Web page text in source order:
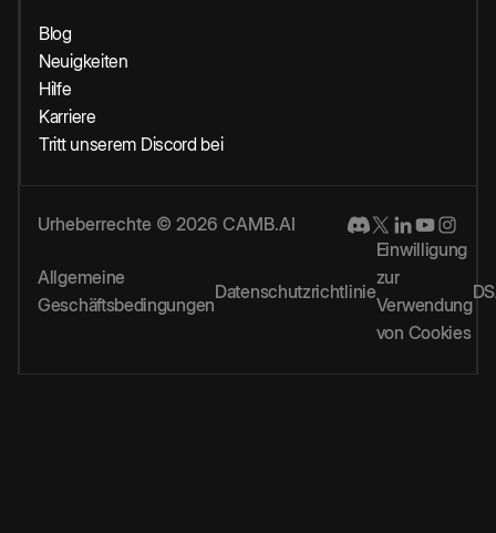
Blog
Neuigkeiten
Hilfe
Karriere
Tritt unserem Discord bei
Urheberrechte © 2026 CAMB.AI
Allgemeine
Geschäftsbedingungen
Datenschutzrichtlinie
Einwilligung
zur
Verwendung
von Cookies